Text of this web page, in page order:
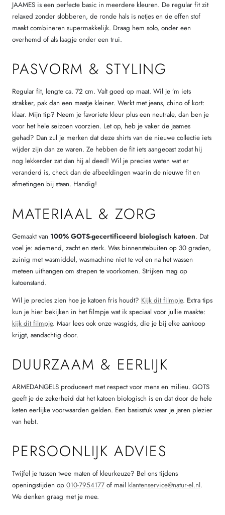
JAAMES is een perfecte basic in meerdere kleuren. De regular fit zit
relaxed zonder slobberen, de ronde hals is netjes en de effen stof
maakt combineren supermakkelijk. Draag hem solo, onder een
overhemd of als laagje onder een trui.
PASVORM & STYLING
Regular fit, lengte ca. 72 cm. Valt goed op maat. Wil je ’m iets
strakker, pak dan een maatje kleiner. Werkt met jeans, chino of kort:
klaar. Mijn tip? Neem je favoriete kleur plus een neutrale, dan ben je
voor het hele seizoen voorzien. Let op, heb je vaker de jaames
gehad? Dan zul je merken dat deze shirts van de nieuwe collectie iets
wijder zijn dan ze waren. Ze hebben de fit iets aangeoast zodat hij
nog lekkerder zat dan hij al deed! Wil je precies weten wat er
veranderd is, check dan de afbeeldingen waarin de nieuwe fit en
afmetingen bij staan. Handig!
MATERIAAL & ZORG
Gemaakt van 100% GOTS-gecertificeerd biologisch katoen. Dat
voel je: ademend, zacht en sterk. Was binnenstebuiten op 30 graden,
zuinig met wasmiddel, wasmachine niet te vol en na het wassen
meteen uithangen om strepen te voorkomen. Strijken mag op
katoenstand.
Wil je precies zien hoe je katoen fris houdt? Kijk dit filmpje. Extra tips
kun je hier bekijken in het filmpje wat ik speciaal voor jullie maakte:
kijk dit filmpje. Maar lees ook onze wasgids, die je bij elke aankoop
krijgt, aandachtig door.
DUURZAAM & EERLIJK
ARMEDANGELS produceert met respect voor mens en milieu. GOTS
geeft je de zekerheid dat het katoen biologisch is en dat door de hele
keten eerlijke voorwaarden gelden. Een basisstuk waar je jaren plezier
van hebt.
PERSOONLIJK ADVIES
Twijfel je tussen twee maten of kleurkeuze? Bel ons tijdens
openingstijden op 010-7954177 of mail klantenservice@natur-el.nl.
We denken graag met je mee.